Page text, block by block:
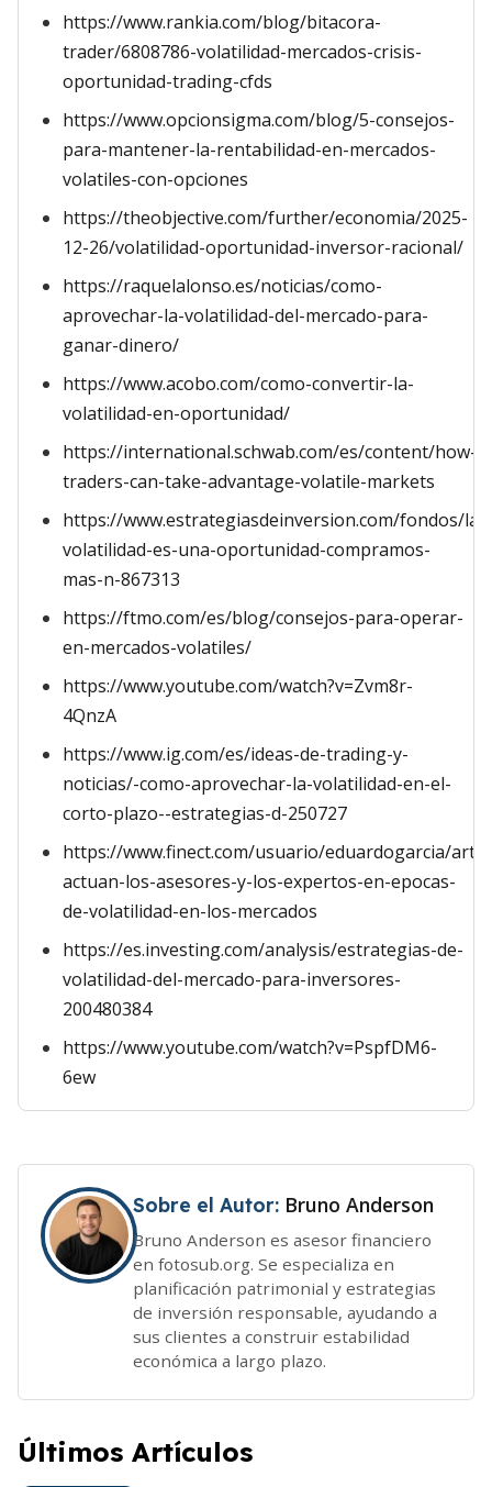
https://www.rankia.com/blog/bitacora-
trader/6808786-volatilidad-mercados-crisis-
oportunidad-trading-cfds
https://www.opcionsigma.com/blog/5-consejos-
para-mantener-la-rentabilidad-en-mercados-
volatiles-con-opciones
https://theobjective.com/further/economia/2025-
12-26/volatilidad-oportunidad-inversor-racional/
https://raquelalonso.es/noticias/como-
aprovechar-la-volatilidad-del-mercado-para-
ganar-dinero/
https://www.acobo.com/como-convertir-la-
volatilidad-en-oportunidad/
https://international.schwab.com/es/content/how-
traders-can-take-advantage-volatile-markets
https://www.estrategiasdeinversion.com/fondos/la-
volatilidad-es-una-oportunidad-compramos-
mas-n-867313
https://ftmo.com/es/blog/consejos-para-operar-
en-mercados-volatiles/
https://www.youtube.com/watch?v=Zvm8r-
4QnzA
https://www.ig.com/es/ideas-de-trading-y-
noticias/-como-aprovechar-la-volatilidad-en-el-
corto-plazo--estrategias-d-250727
https://www.finect.com/usuario/eduardogarcia/
actuan-los-asesores-y-los-expertos-en-epocas-
de-volatilidad-en-los-mercados
https://es.investing.com/analysis/estrategias-de-
volatilidad-del-mercado-para-inversores-
200480384
https://www.youtube.com/watch?v=PspfDM6-
6ew
Sobre el Autor: Bruno Anderson
Bruno Anderson es asesor financiero
en fotosub.org. Se especializa en
planificación patrimonial y estrategias
de inversión responsable, ayudando a
sus clientes a construir estabilidad
económica a largo plazo.
Últimos Artículos